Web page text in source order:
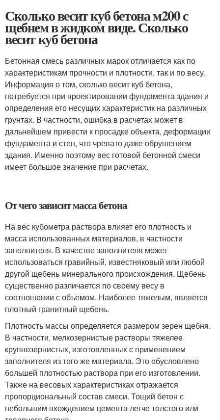
Сколько весит куб бетона м200 с
щебнем в жидком виде. Сколько
весит куб бетона
Бетонная смесь различных марок отличается как по
характеристикам прочности и плотности, так и по весу.
Информация о том, сколько весит куб бетона,
потребуется при проектировании фундамента здания и
определения его несущих характеристик на различных
грунтах. В частности, ошибка в расчетах может в
дальнейшем привести к просадке объекта, деформации
фундамента и стен, что чревато даже обрушением
здания. Именно поэтому вес готовой бетонной смеси
имеет большое значение при расчетах.
От чего зависит масса бетона
На вес кубометра раствора влияет его плотность и
масса использованных материалов, в частности
заполнителя. В качестве заполнителя может
использоваться гравийный, известняковый или любой
другой щебень минерального происхождения. Щебень
существенно различается по своему весу в
соотношении с объемом. Наиболее тяжелым, является
плотный гранитный щебень.
Плотность массы определяется размером зерен щебня.
В частности, мелкозернистые растворы тяжелее
крупнозернистых, изготовленных с применением
заполнителя из того же материала. Это обусловлено
большей плотностью раствора при его изготовлении.
Также на весовых характеристиках отражается
пропорциональный состав смеси. Тощий бетон с
небольшим вхождением цемента легче толстого или